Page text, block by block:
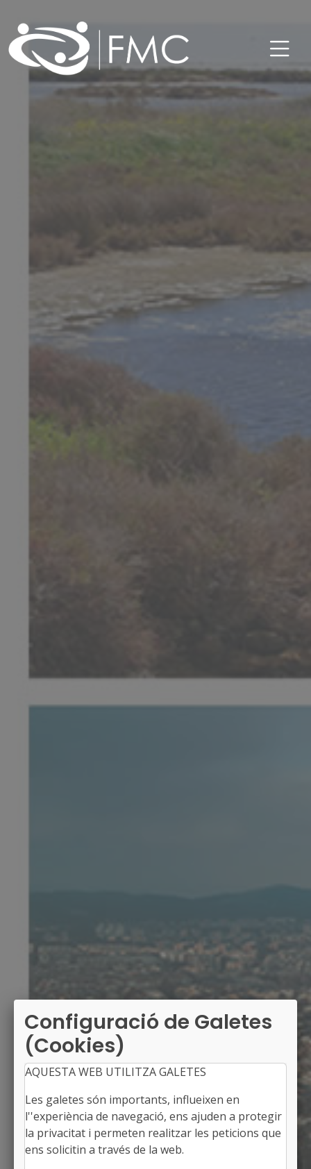
Configuració de Galetes
(Cookies)
AQUESTA WEB UTILITZA GALETES
Les galetes són importants, influeixen en
l''experiència de navegació, ens ajuden a protegir
la privacitat i permeten realitzar les peticions que
ens solicitin a través de la web.